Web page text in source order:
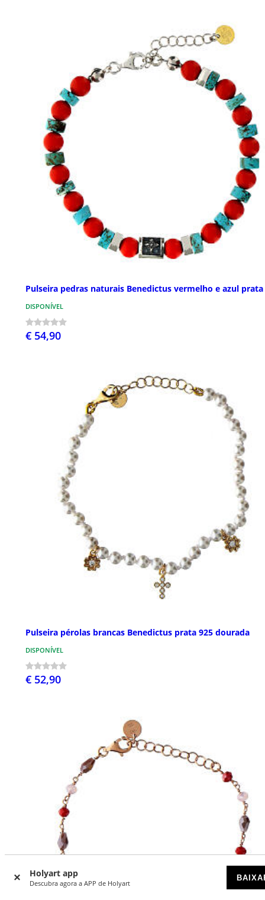
Holyart app
Descubra agora a APP de Holyart
Pulseira pedras naturais Benedictus vermelho e azul prata
DISPONÍVEL
€ 54,90
Pulseira pérolas brancas Benedictus prata 925 dourada
DISPONÍVEL
€ 52,90